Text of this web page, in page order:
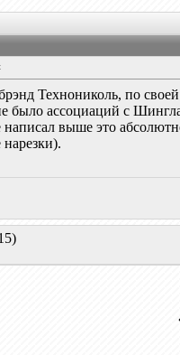
Технониколь, по
было ассоциаций с
выше это